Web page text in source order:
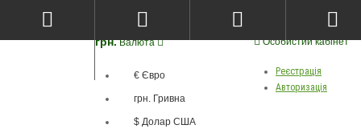
Особистий кабінет
Реєстрація
Авторизація
грн. Валюта
€ Євро
грн. Гривна
$ Долар США